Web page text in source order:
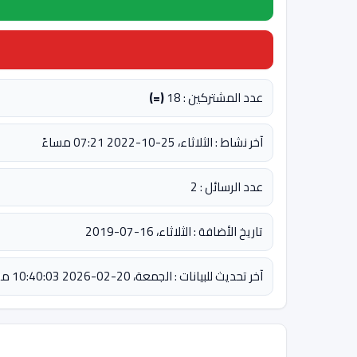
عدد المشتركين : 18
(=)
آخر نشاط : الثلاثاء، 25-10-2022 07:21 مساءً
عدد الرسائل : 2
تاريخ الأضافة : الثلاثاء، 16-07-2019
آخر تحديث للبيانات : الجمعة، 20-02-2026 10:40:03 مساءً